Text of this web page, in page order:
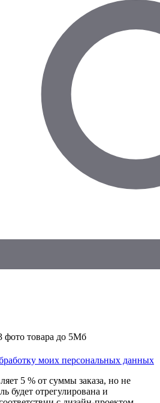
фото товара до 5Мб
моих персональных данных
5 % от суммы заказа, но не
будет отрегулирована и